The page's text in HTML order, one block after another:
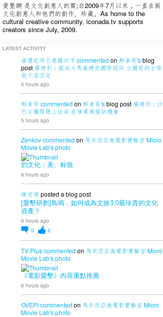
愛墾網 是文化創意人的窩;自2009年7月以來，一直在挺
文化創意人和他們的創作、珍藏。As home to the
cultural creative community, iconada.tv supports
creators since July, 2009.
LATEST ACTIVITY
誰還記得北婆羅州？ commented on 鮮拿哥'sblog
post 楊德利：組成大馬基礎受國際認同 立國契約廿條
款不容否定
5 hours ago
鮮拿哥 commented on 鮮拿哥'sblog post 楊德利：沙
巴主權問題上法庭 菲律賓無勝訴機會
5 hours ago
Zenkovcommented on 馬來西亞微電影實驗室 Micro
Movie Lab'sphoto
韵文化：美、标致
6 hours ago
陳老頭 posted a blog post
[愛墾研創]鳥鳴，如何成為文旅3.0最珍貴的文化
資產？
6 hours ago
0
2
TV Pluscommented on 馬來西亞微電影實驗室 Micro
Movie Lab'sphoto
《電影愛墾》內容重點推薦
6 hours ago
OVEPIcommented on 馬來西亞微電影實驗室 Micro
Movie Lab'sphoto